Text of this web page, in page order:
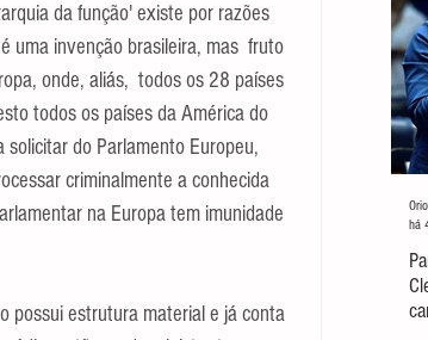
da função' existe por razões
uma invenção brasileira, mas  fruto
onde, aliás,  todos os 28 países
todos os países da América do
do Parlamento Europeu,
criminalmente a conhecida
na Europa tem imunidade
possui estrutura material e já conta
há